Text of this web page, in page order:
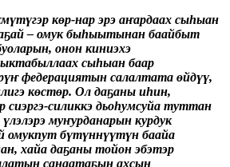
көр-нар эрэ аҥардаах сыһыан
– омук быһыытынан баайбыт
онон киниэхэ
сыһыан баар
федерациятын салалтата өйдүү,
көстөр. Ол даҕаны иһин,
сиэргэ-силиккэ дьоһумсуйа туттан
муҥурданарын курдук
омукпут бүтүннүүтүн баайа
хайа даҕаны тойон эбэтэр
санаатаҕын ахсын